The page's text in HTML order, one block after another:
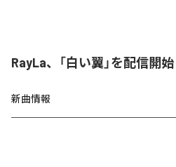
RayLa、「白い翼」を配信開始
新曲情報